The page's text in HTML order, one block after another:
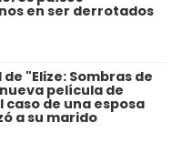
en ser derrotados
"Elize: Sombras de
película de
caso de una esposa
a su marido